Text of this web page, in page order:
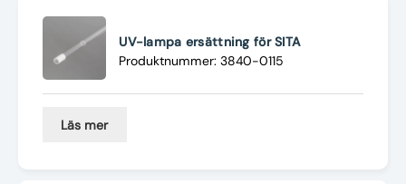
Underhållstips
UV-lampa ersättning för SITA
Produktnummer: 3840-0115
Läs mer